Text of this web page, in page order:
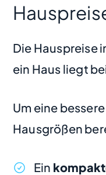
Die Hauspreise
ein Haus liegt
Um eine
Hausgrößen
Ein